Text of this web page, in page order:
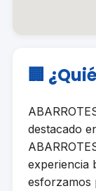
🏢
destacado
experiencia
esforzamos